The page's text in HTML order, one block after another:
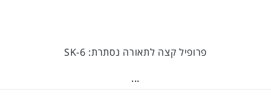
פרופיל קצה לתאורה נסתרת: SK-6
...